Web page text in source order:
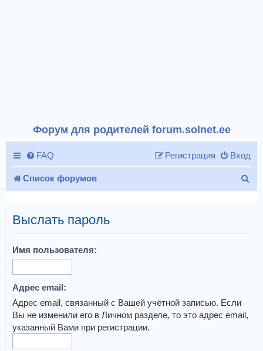
Форум для родителей forum.solnet.ee
FAQ Вход
Регистрация
Список форумов
с
Выслать пароль
Имя пользователя:
Адрес email:
Адрес email, связанный с Вашей учётной записью. Если
Вы не изменили его в Личном разделе, то это адрес email,
указанный Вами при регистрации.